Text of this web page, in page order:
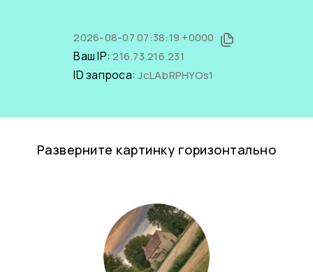
2026-08-07 07:38:19 +0000
Ваш IP:216.73.216.231
ID запроса:JcLAbRPHYOs1
Разверните картинку горизонтально